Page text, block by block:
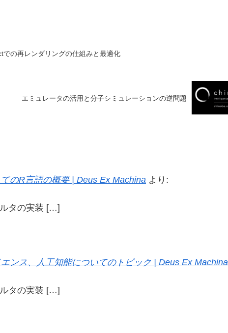
での再レンダリングの仕組みと最適化
エミュレータの活用と分子シミュレーションの逆問題
のR言語の概要 | Deus Ex Machina より:
タの実装 […]
ンス、人工知能についてのトピック | Deus Ex Machina
タの実装 […]